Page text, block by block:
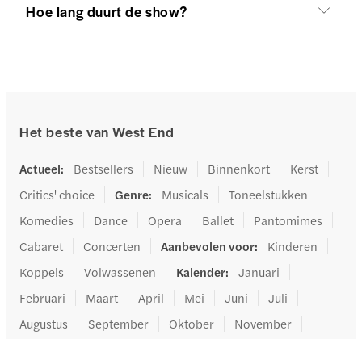
Hoe lang duurt de show?
Het beste van West End
Actueel: Bestsellers Nieuw Binnenkort
Kerst
Critics' choice
Genre: Musicals
Toneelstukken
Komedies
Dance Opera Ballet
Pantomimes
Cabaret
Concerten Aanbevolen voor:
Kinderen
Koppels
Volwassenen Kalender:
Januari
Februari
Maart April Mei Juni
Juli
Augustus
September Oktober
November